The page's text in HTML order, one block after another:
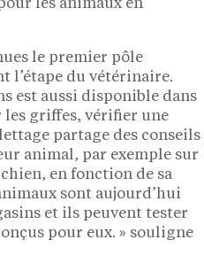
les animaux en
le premier pôle
l’étape du vétérinaire.
est aussi disponible dans
les griffes, vérifier une
partage des conseils
animal, par exemple sur
en fonction de sa
sont aujourd’hui
et ils peuvent tester
pour eux. » souligne